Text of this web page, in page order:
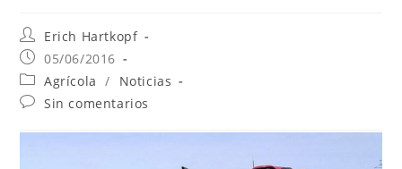
Erich Hartkopf
05/06/2016
Agrícola
/
Noticias
Sin comentarios